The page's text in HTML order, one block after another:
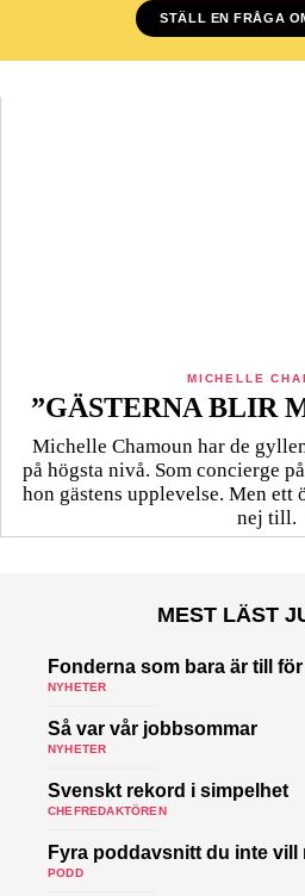
STÄLL EN FRÅGA
MICHELLE
”GÄSTERNA BLIR
Michelle Chamoun har de
på högsta nivå. Som concierge
hon gästens upp­levelse. Men ett
nej till.
MEST LÄST
Fonderna som bara är till
NYHETER
Så var vår jobbsommar
NYHETER
Svenskt rekord i simpelhet
CHEFREDAKTÖREN
Fyra poddavsnitt du inte vill
PODD